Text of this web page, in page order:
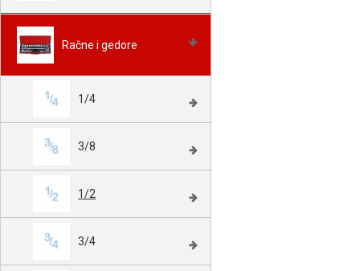
Račne i gedore
1/4
3/8
1/2
3/4